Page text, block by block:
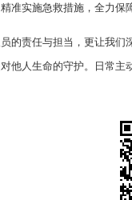
准实施急救措施，全力
的责任与担当，更让我
他人生命的守护。日常